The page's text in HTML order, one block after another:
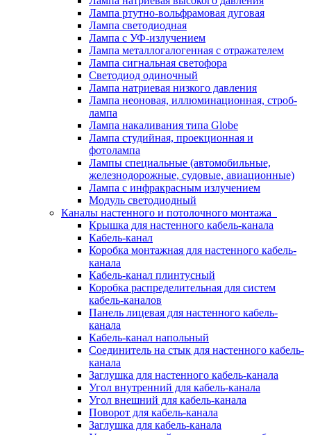
Лампа ртутно-вольфрамовая дуговая
Лампа светодиодная
Лампа с УФ-излучением
Лампа металлогалогенная с отражателем
Лампа сигнальная светофора
Светодиод одиночный
Лампа натриевая низкого давления
Лампа неоновая, иллюминационная, строб-
лампа
Лампа накаливания типа Globe
Лампа студийная, проекционная и
фотолампа
Лампы специальные (автомобильные,
железнодорожные, судовые, авиационные)
Лампа с инфракрасным излучением
Модуль светодиодный
Каналы настенного и потолочного монтажа
Крышка для настенного кабель-канала
Кабель-канал
Коробка монтажная для настенного кабель-
канала
Кабель-канал плинтусный
Коробка распределительная для систем
кабель-каналов
Панель лицевая для настенного кабель-
канала
Кабель-канал напольный
Соединитель на стык для настенного кабель-
канала
Заглушка для настенного кабель-канала
Угол внутренний для кабель-канала
Угол внешний для кабель-канала
Поворот для кабель-канала
Заглушка для кабель-канала